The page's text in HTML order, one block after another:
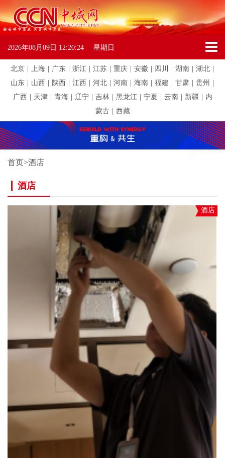
2026年08月09日 12:20:24 星期日
北京 上海 广东 浙江 江苏 重庆 安徽 四川 湖南 湖北
山东
山西 陕西 江西 河北 河南 海南 福建 甘肃 贵州
广西
天津 青海 辽宁 吉林 黑龙江 宁夏 云南 新疆
内
蒙古
西藏
首页>酒店
酒店
酒店